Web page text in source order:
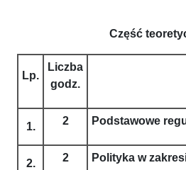
Część
Lp.
Liczba
godz.
1. 2 Podstawowe
2. 2 Polityka w